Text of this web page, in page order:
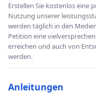
Erstellen Sie kostenlos eine
Nutzung unserer
werden täglich in den
Petition eine
erreichen und auch von
werden.
Anleitungen